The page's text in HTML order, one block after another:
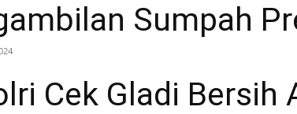
Sumpah
Cek Gladi Bersih